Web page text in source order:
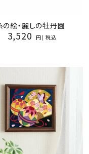
絵・麗しの牡丹園
3,520 税込